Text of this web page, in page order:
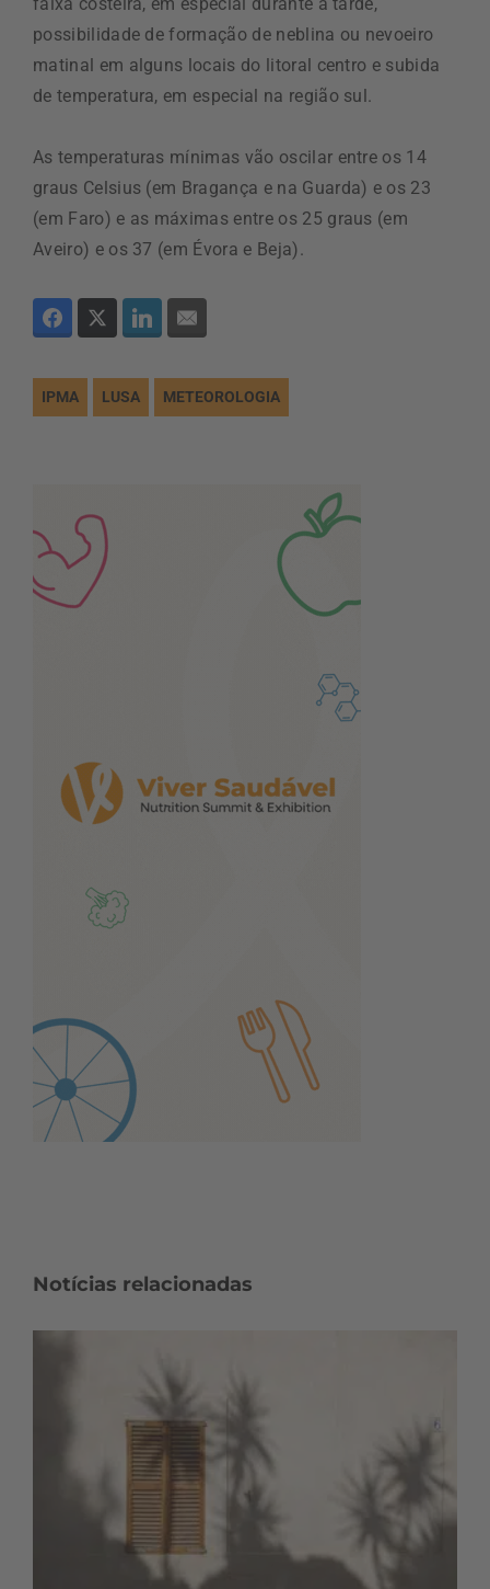
possibilidade de formação de neblina ou nevoeiro
matinal em alguns locais do litoral centro e subida
de temperatura, em especial na região sul.
As temperaturas mínimas vão oscilar entre os 14
graus Celsius (em Bragança e na Guarda) e os 23
(em Faro) e as máximas entre os 25 graus (em
Aveiro) e os 37 (em Évora e Beja).
IPMA LUSA METEOROLOGIA
Notícias relacionadas